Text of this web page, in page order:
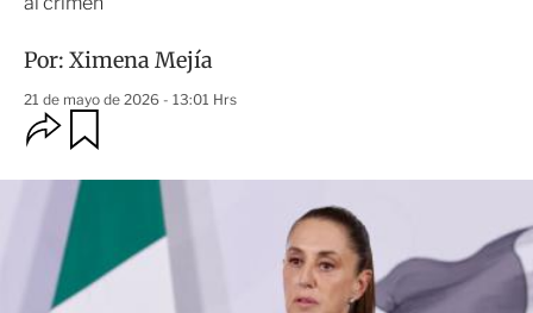
Por: Ximena Mejía
21 de mayo de 2026 - 13:01 Hrs
O
p
i
o
n
e
d
r